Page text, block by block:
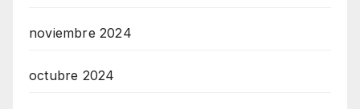
noviembre 2024
octubre 2024